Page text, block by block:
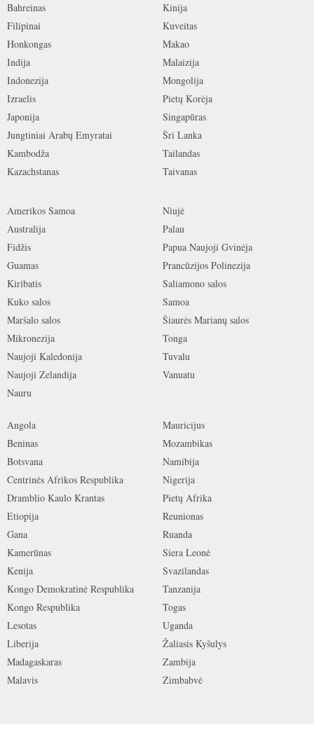
Bahreinas
Filipinai
Honkongas
Indija
Indonezija
Izraelis
Japonija
Jungtiniai Arabų Emyratai
Kambodža
Kazachstanas
Kinija
Kuveitas
Makao
Malaizija
Mongolija
Pietų Korėja
Singapūras
Šri Lanka
Tailandas
Taivanas
Amerikos Samoa
Australija
Fidžis
Guamas
Kiribatis
Kuko salos
Maršalo salos
Mikronezija
Naujoji Kaledonija
Naujoji Zelandija
Nauru
Niujė
Palau
Papua Naujoji Gvinėja
Prancūzijos Polinezija
Saliamono salos
Samoa
Šiaurės Marianų salos
Tonga
Tuvalu
Vanuatu
Angola
Beninas
Botsvana
Centrinės Afrikos Respublika
Dramblio Kaulo Krantas
Etiopija
Gana
Kamerūnas
Kenija
Kongo Demokratinė Respublika
Kongo Respublika
Lesotas
Liberija
Madagaskaras
Malavis
Mauricijus
Mozambikas
Namibija
Nigerija
Pietų Afrika
Reunionas
Ruanda
Siera Leonė
Svazilandas
Tanzanija
Togas
Uganda
Žaliasis Kyšulys
Zambija
Zimbabvė